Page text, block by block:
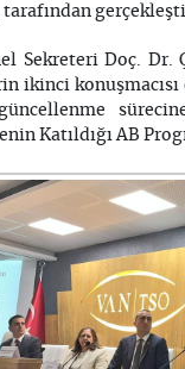
tarafından
Sekreteri Doç. Dr.
ikinci
Katıldığı AB